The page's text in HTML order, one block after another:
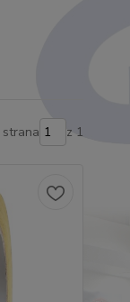
strana z 1